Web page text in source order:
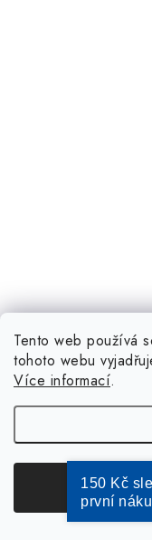
Tento web používá
tohoto webu
Více informací.
150 Kč
první